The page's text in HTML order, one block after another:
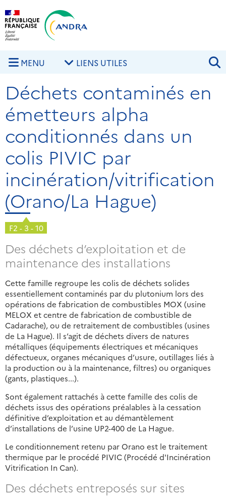
Aller au contenu principal
MENU LIENS UTILES
Déchets contaminés en
émetteurs alpha
conditionnés dans un
colis PIVIC par
incinération/vitrification
(Orano/La Hague)
F2 - 3 - 10
Des déchets d’exploitation et de
maintenance des installations
Cette famille regroupe les colis de déchets solides
essentiellement contaminés par du plutonium lors des
opérations de fabrication de combustibles MOX (usine
MELOX et centre de fabrication de combustible de
Cadarache), ou de retraitement de combustibles (usines
de La Hague). Il s’agit de déchets divers de natures
métalliques (équipements électriques et mécaniques
défectueux, organes mécaniques d’usure, outillages liés à
la production ou à la maintenance, filtres) ou organiques
(gants, plastiques...).
Sont également rattachés à cette famille des colis de
déchets issus des opérations préalables à la cessation
définitive d’exploitation et au démantèlement
d’installations de l’usine UP2-400 de La Hague.
Le conditionnement retenu par Orano est le traitement
thermique par le procédé PIVIC (Procédé d'Incinération
Vitrification In Can).
Des déchets entreposés sur sites